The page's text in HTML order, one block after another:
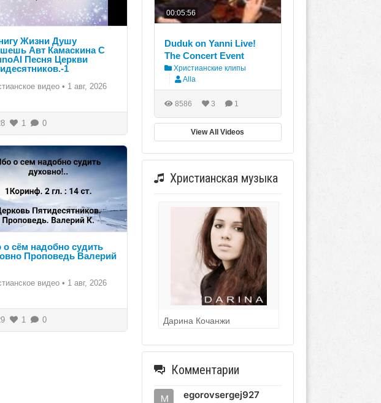
Жизни Душу
Авт Камаскина С
Песня Церкви
1
видео • 1 авг, 2026
1 0
о сём надобно судить
Проповедь Валерий
видео • 1 авг, 2026
1 0
00:05:56
Duduk on Yanni Live!
The Concert Event
Христианские клипы
Alla
8586 3 1
View All Videos
Христианская музыка
Дарина Кочанжи
Комментарии
egorovsergej927